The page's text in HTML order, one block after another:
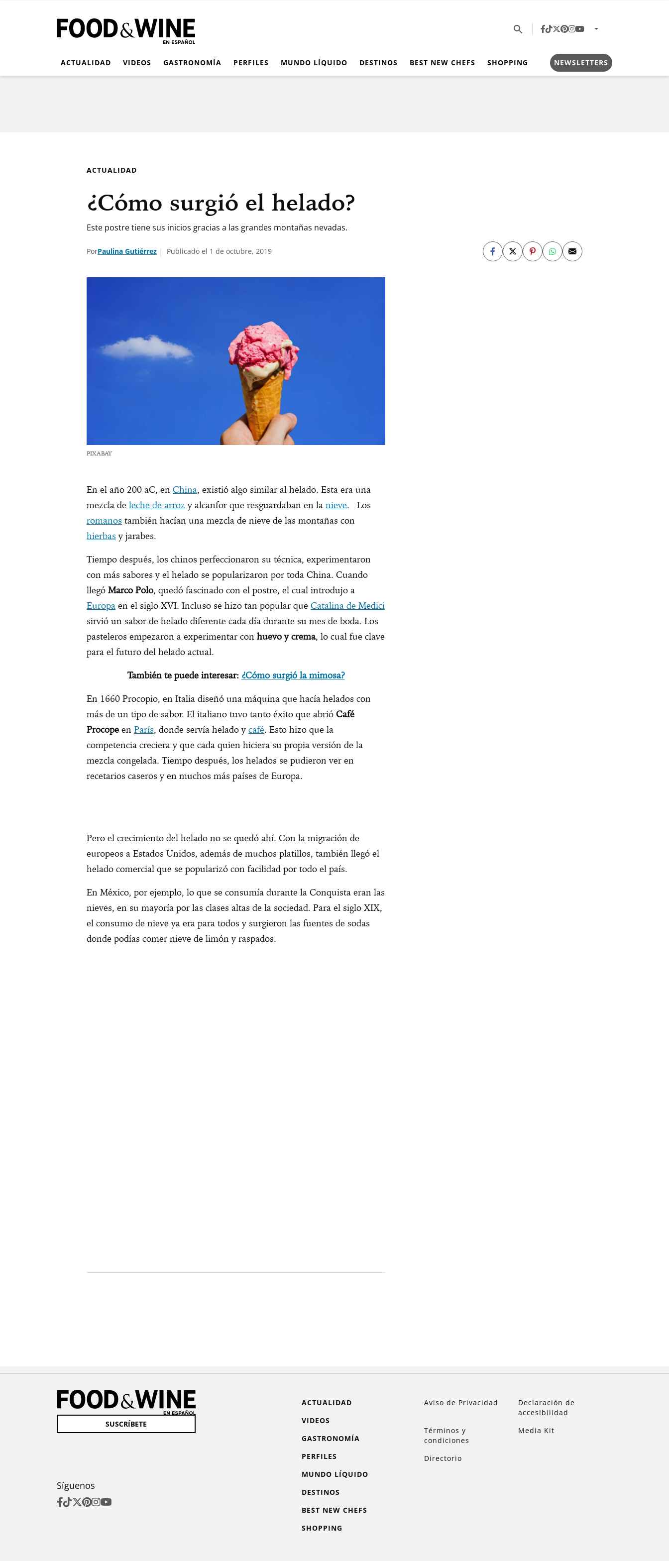
ACTUALIDAD VIDEOS GASTRONOMÍA PERFILES MUNDO LÍQUIDO DESTINOS BEST NEW CHEFS SHOPPING NEWSLETTERS
ACTUALIDAD
¿Cómo surgió el helado?
Este postre tiene sus inicios gracias a las grandes montañas nevadas.
PorPaulina Gutiérrez Publicado el 1 de octubre, 2019
PIXABAY
En el año 200 aC, en China, existió algo similar al helado. Esta era una
mezcla de leche de arroz y alcanfor que resguardaban en la nieve. Los
romanos también hacían una mezcla de nieve de las montañas con
hierbas y jarabes.
Tiempo después, los chinos perfeccionaron su técnica, experimentaron
con más sabores y el helado se popularizaron por toda China. Cuando
llegó Marco Polo, quedó fascinado con el postre, el cual introdujo a
Europa en el siglo XVI. Incluso se hizo tan popular que Catalina de Medici
sirvió un sabor de helado diferente cada día durante su mes de boda. Los
pasteleros empezaron a experimentar con huevo y crema, lo cual fue clave
para el futuro del helado actual.
También te puede interesar: ¿Cómo surgió la mimosa?
En 1660 Procopio, en Italia diseñó una máquina que hacía helados con
más de un tipo de sabor. El italiano tuvo tanto éxito que abrió Café
Procope en París, donde servía helado y café. Esto hizo que la
competencia creciera y que cada quien hiciera su propia versión de la
mezcla congelada. Tiempo después, los helados se pudieron ver en
recetarios caseros y en muchos más países de Europa.
Pero el crecimiento del helado no se quedó ahí. Con la migración de
europeos a Estados Unidos, además de muchos platillos, también llegó el
helado comercial que se popularizó con facilidad por todo el país.
En México, por ejemplo, lo que se consumía durante la Conquista eran las
nieves, en su mayoría por las clases altas de la sociedad. Para el siglo XIX,
el consumo de nieve ya era para todos y surgieron las fuentes de sodas
donde podías comer nieve de limón y raspados.
SUSCRÍBETE
Síguenos
ACTUALIDAD
VIDEOS
GASTRONOMÍA
PERFILES
MUNDO LÍQUIDO
DESTINOS
BEST NEW CHEFS
SHOPPING
Aviso de Privacidad
Declaración de
accesibilidad
Términos y
condiciones
Media Kit
Directorio